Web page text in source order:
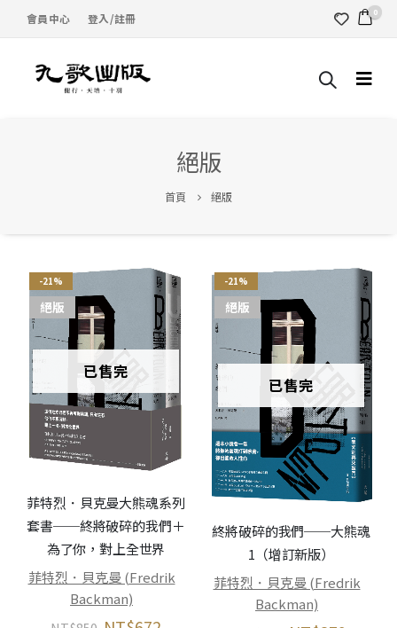
會員中心 登入/註冊 0
絕版
首頁 絕版
-21%
已售完
絕版
菲特烈．貝克曼大熊魂系列
套書──終將破碎的我們＋
為了你，對上全世界
菲特烈．貝克曼 (Fredrik
Backman)
-21%
已售完
絕版
終將破碎的我們──大熊魂
1（增訂新版）
菲特烈．貝克曼 (Fredrik
Backman)